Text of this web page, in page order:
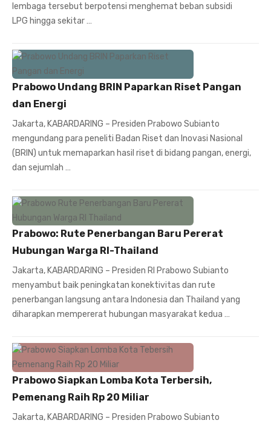
lembaga tersebut berpotensi menghemat beban subsidi
LPG hingga sekitar …
Prabowo Undang BRIN Paparkan Riset Pangan
dan Energi
Jakarta, KABARDARING – Presiden Prabowo Subianto
mengundang para peneliti Badan Riset dan Inovasi Nasional
(BRIN) untuk memaparkan hasil riset di bidang pangan, energi,
dan sejumlah …
Prabowo: Rute Penerbangan Baru Pererat
Hubungan Warga RI-Thailand
Jakarta, KABARDARING – Presiden RI Prabowo Subianto
menyambut baik peningkatan konektivitas dan rute
penerbangan langsung antara Indonesia dan Thailand yang
diharapkan mempererat hubungan masyarakat kedua …
Prabowo Siapkan Lomba Kota Terbersih,
Pemenang Raih Rp 20 Miliar
Jakarta, KABARDARING – Presiden Prabowo Subianto